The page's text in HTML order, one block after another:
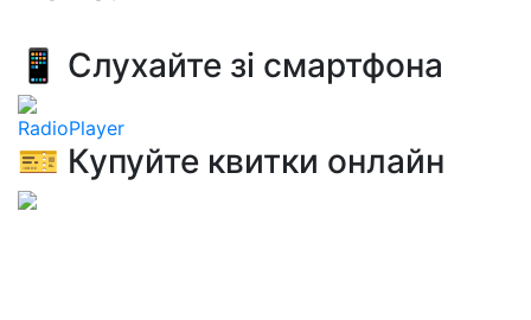
📱 Слухайте зі смартфона
RadioPlayer
🎫 Купуйте квитки онлайн